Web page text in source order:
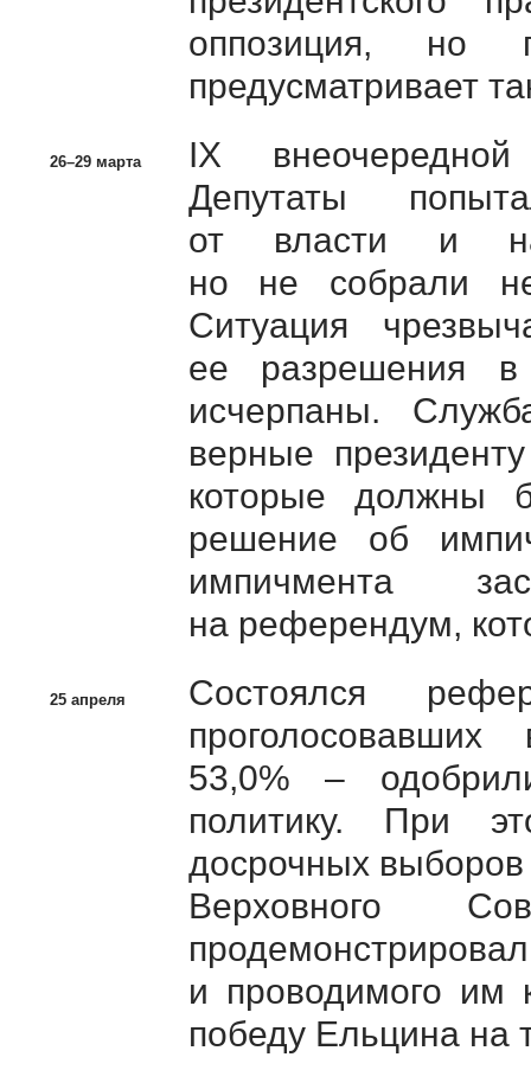
оппозиция, но
предусматривает
26–29 марта
IX
Депутаты
от власти и
но не собрали
Ситуация
ее разрешения в
исчерпаны.
верные
которые должны
решение об
импичмента
на референдум,
25 апреля
Состоялся
53,0% –
политику. При
досрочных выборов
Верховного
и проводимого им
победу Ельцина на